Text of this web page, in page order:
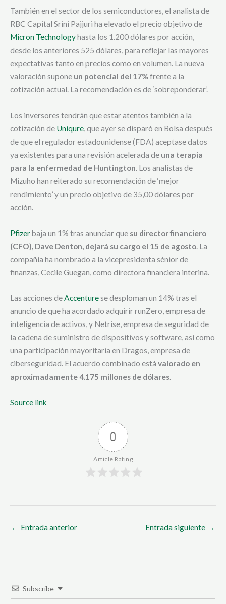
También en el sector de los semiconductores, el analista de
RBC Capital Srini Pajjuri ha elevado el precio objetivo de
Micron Technologyhasta los 1.200 dólares por acción,
desde los anteriores 525 dólares, para reflejar las mayores
expectativas tanto en precios como en volumen. La nueva
valoración supone un potencial del 17%frente a la
cotización actual. La recomendación es de ‘sobreponderar’.
Los inversores tendrán que estar atentos también a la
cotización de Uniqure, que ayer se disparó en Bolsa después
de que el regulador estadounidense (FDA) aceptase datos
ya existentes para una revisión acelerada de una terapia
para la enfermedad de Huntington. Los analistas de
Mizuho han reiterado su recomendación de ‘mejor
rendimiento’ y un precio objetivo de 35,00 dólares por
acción.
Pfizerbaja un 1% tras anunciar que su director financiero
(CFO), Dave Denton, dejará su cargo el 15 de agosto. La
compañía ha nombrado a la vicepresidenta sénior de
finanzas, Cecile Guegan, como directora financiera interina.
Las acciones deAccenturese desploman un 14% tras el
anuncio de que ha acordado adquirir runZero, empresa de
inteligencia de activos, y Netrise, empresa de seguridad de
la cadena de suministro de dispositivos y software, así como
una participación mayoritaria en Dragos, empresa de
ciberseguridad. El acuerdo combinado está valorado en
aproximadamente 4.175 millones de dólares.
Source link
0
Article Rating
← Entrada anterior Entrada siguiente →
Subscribe